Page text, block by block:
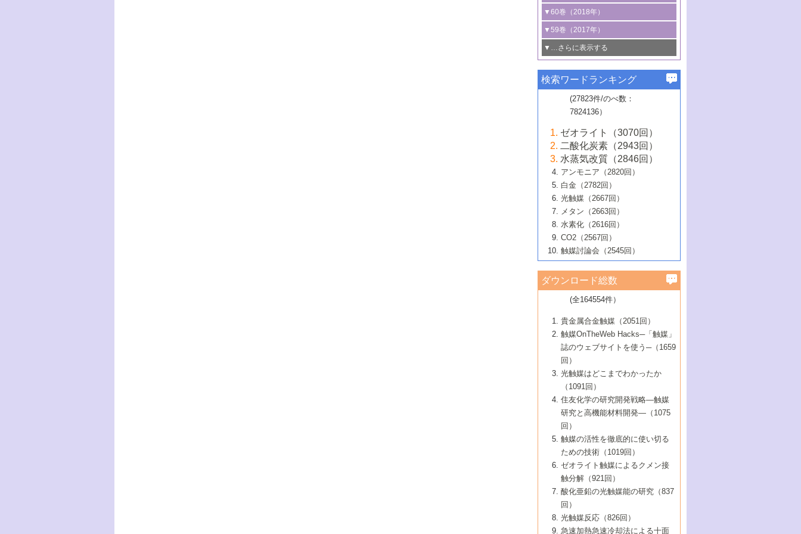
る非貴金属触媒の研究動向
5号 ゼオライトの合成と応用における研
究動向
6号 ヘテロ接合界面
B号 第135回触媒討論会（2025年）
線を利用した触媒解析技術の最先端
5号 単原子触媒
6号 参照触媒委員会からのお知らせ
B号 第133回触媒討論会（2023年）
4号 格子酸素・格子酸素欠陥を利用した
触媒反応
5号 生体触媒によるエネルギー変換反応
6号 窒素とリンの循環のための触媒・機
能性材料
3号 CO の排出削減および有効活用のた
めの触媒技術
4号 若手による情報発信企画～とびたて
若き触媒の研究者たち～（1）
若き触媒の研究者たち～（2）
6号 石油のノーブル・ユースを志向した
触媒技術
大学：オンライン・対面開催）
3号 特殊反応場を利用した触媒的分子変
換反応
4号 多孔質材料を用いた触媒の新展開
5号 情報学的手法を用いた触媒開発
6号 カーボンニュートラルに向けた電解
技術
B号 第127回触媒討論会（2021年・オン
ライン開催(Zoom)のみ）
タリゼーション
2号 機能化学品製造に資するクリーンな
触媒的酸化反応
3号 水処理のための触媒化学
4号 光触媒を用いた水分解の最新の研究
動向
5号 次世代の触媒プロセスを支えるマイ
6号 メタン転換技術の最新動向
B号 第125回触媒討論会（2020年・工学
院大学）
1号 物質移動制御に着目した触媒プロセ
ス開発
2号 CO2 フリー水素サプライチェーンに
関わる触媒開発動向
3号 精密高分子合成に関する最近の研究
動向
4号 バイオマス化成品製造のための触媒
5号 固体触媒による含窒素有機化合物変
換の最前線
6号 貴金属使用量低減に向けた自動車排
ガス浄化触媒の開発
B号 第123回触媒討論会（2019年・大阪
▼60巻（2018年）
1号 固体酸触媒の最新の研究動向
2号 二酸化炭素からの有用化学品合成
3号 ナノ粒子・クラスター触媒の最前線
4号 60周年記念企画
5号 進化するゼオライト合成技術
6号 非貴金属系触媒における電気化学的
B号 第121回触媒討論会（2018年・東京
大学）
▼59巻（2017年）
1号 いたるところに，触媒
最先端技術
3号 無機分離膜材料の開発と触媒反応プ
ロセスへの適用
5号 水素のふるまいを解き明かす最先端
研究
6号 低級アルカンの有効利用のための触
媒技術
B号 第119回触媒討論会（2017年・首都
大学東京）
▼…さらに表示する
1号 ユニークな構造の高分子を生み出す触
2号 リグニンからの化成品製造に向けた触
媒技術
3号 触媒研究の最先端～とびたて若き研究
者たち～（1）
4号 触媒研究の最先端～とびたて若き研究
者たち～（2）
5号 触媒研究の最先端～とびたて若き研究
者たち～（3）
6号 イオニクス材料と燃料電池・電解合成
の最新の研究動向
B号 第117回触媒討論会（2016年・大阪府
立大学）
▼57巻（2015年）
1号 水素キャリアにかかわる触媒技術の新
2号 石油精製用触媒の最近の進展
3号 固体酸化物形燃料電池（SOFC）におけ
るアノード触媒上での燃料直接改質技術
4号 コアシェル構造の制御による触媒機能
5号 工業触媒およびその周辺技術の最近の
進歩
6号 ナノシート
B号 第115回触媒討論会（2015年・成蹊大
▼56巻（2014年）
2号 光触媒反応機構に関する最新の研究動
向
開発動向
4号 人工光合成に向けた近年のアプローチ
5号 未利用熱エネルギーの有効活用に貢献
する触媒技術
6号 ポリオキソメタレート
B号 第113回触媒討論会（2014年・ロワジ
ールホテル豊橋）
1号 高耐久性燃料電池システム用触媒にお
ける新展開
2号 リビングラジカル重合の最近の動向
3号 天然ガスの化学工業的展開に関する触
媒技術
4号 貴金属触媒の精密構造制御とその活用
5号 バイオマス化成品製造のための固体触
6号 ナノ空間─吸着状態解析から新機能開拓
B号 第111回触媒討論会（2013年・関西大
▼54巻（2012年）
1号 規則性多孔体の利用技術における最近
の進歩
2号 第109回触媒討論会
3号 貴金属低減技術の最新動向
4号 貴金属代替技術の最新動向
5号 光触媒による物質変換反応の新展開
6号 グラフェン
7号 水素を利用する化成品合成の新潮流
▼53巻（2011年）
1号 金属学から見る合金触媒の新展開
2号 第107回触媒討論会
3号 触媒のその場観察法の進歩（１）
4号 触媒のその場観察法の進歩（２）
5号 不活性結合の触媒的活性化による有機
合成
6号 新しい固体酸触媒技術
7号 ゼオライト合成における最近の進歩
▼52巻（2010年）
1号 触媒の劣化対策と長寿命触媒開発
2号 第105回触媒討論会
3号 ナノ構造が拓く新機能
4号 活性サイトおよびその環境の精密な設
計による触媒の高機能化
5号 触媒を有効に使うための技術
7号 有機分子触媒による精密有機合成
8号 高機能化ポリオレフィンに向けた重合
触媒の最近の進展
1号 炭素材料－熱い注目を集める材料－
2号 第103回触媒討論会
3号 環境浄化用光触媒の現状と課題
4号 水素社会の実現に向けた水素製造・貯
蔵技術の進歩
5号 CO2が関わる触媒・材料
7号 持続可能社会実現のための触媒および
触媒関連技術
▼50巻（2008年）
1号 触媒化学と学会のこの10年，半世紀，
そして未来
2号 第101回触媒討論会
4号 錯体を利用したユニークな表面構造の
構築と機能
5号 若手会員による触媒研究の未来展望1：
企業編
6号 第102回触媒討論会
7号 触媒・化学反応における計算化学の進
8号 若手研究者による触媒研究の未来展望
2：大学・研究所編
▼49巻（2007年）
1号 含フッ素化合物の合成と触媒
2号 第99回触媒討論会
3号 実用的ファインケミカル合成プロセス
を実現する触媒
5号 こんな物質，あんな物質―新たな触媒
の可能性―
7号 『結晶の化学』を活かした触媒研究
8号 イオン液体の応用
▼48巻（2006年）
1号 固体酸触媒の最近の進歩
2号 第97回触媒討論会
3号 リビング重合触媒の最近の展開
5号 水素製造・貯蔵のための触媒技術の新
しい展開
6号 第98回触媒討論会
7号 基礎化学品製造の触媒技術
8号 多機能型リアクター
1号 最近の触媒担体とその効果
2号 第95回触媒討論会
4号 水分解用光触媒材料
5号 時間分解分光の進歩と応用
6号 第96回触媒討論会
8号 超臨界流体を用いた化学プロセスの新
▼46巻（2004年）
1号 部分酸化反応触媒の最前線
2号 第93回触媒討論会
3号 特殊エネルギー場の触媒反応
4号 生体内における金属の触媒作用
5号 ファインケミカルズの展開に寄与する
6号 第94回触媒討論会
7号 サブナノレベルでみた新しい表面現象
8号 オレフィン重合触媒の新たな展
▼45巻（2003年）
1号 なぜこの触媒が良いのか？
2号 第91回触媒討論会
3号 最近の自動車排ガス処理技術
4号 触媒研究の現状と将来─第90回触媒討論
5号 基礎化学品製造の触媒技術
6号 第92回触媒討論会
7号 基礎化学品製造の触媒技術
8号 資源の循環と触媒技術
▼44巻（2002年）
1号 高次制御された触媒の化学
2号 第89回触媒討論会
3号 触媒を利用した電気化学の新展開
4号 ナノ材料の調製と機能化
5号 こんな触媒が欲しい
6号 第90回触媒討論会
7号 触媒研究と学術雑誌/情報
8号 若い世代からみた触媒化学の現状と未
▼43巻（2001年）
1号 グリーンケミストリーと触媒
2号 第87回触媒討論会特集号
3号 生体触媒とバイオプロセス
4号 水素製造・利用の触媒化学
5号 触媒研究における新しい切り口：コン
ビナトリアルケミストリー
6号 第88回触媒討論会特集号
7号 企業における触媒研究のブレークスル
8号 この材料を触媒として使ってみません
▼42巻（2000年）
1号 触媒反応工学の明日を拓く
2号 第85回触媒討論会
3号 反応ダイナミクス
5号 触媒のおもしろさをどのように伝える
6号 第86回触媒討論会
7号 水素化精製触媒の新しい展開
8号 新しい反応性と機能性を目指した金属
クラスタ-化学
▼41巻（1999年）
1号 孔、穴、あな?-特異な空間とその利用-
2号 第83回触媒討論会
3号 均一系触媒反応最前線
4号 実用炭素材料の新展開
5号 研究の方法論を考える
7号 機能性金属材料と触媒
8号 触媒研究へのNMRの応用と展望
▼40巻（1998年）
進展と21世紀への提言/創立40周年記念・触
媒学会この10年の歩みとこれから/創立40周
2号 第81回触媒討論会
3号 計算機触媒化学へのさそい
4号 触媒劣化の制御と予測
5号 最新の実用プロセスと触媒
6号 第82回触媒討論会
1号 均一系と不均一系触媒反応-その特徴と
接点
2号 第79回触媒討論会
3号 最新NO除去触媒の実用化研究
4号 新しい反応場を目指した触媒調製
5号 反応・分離技術の新しい展開
6号 第80回触媒討論会
▼38巻（1996年）
1号 触媒の構造と触媒作用/C1化学を中心と
する21世紀への触媒
3号 オリンピックメダル:金・銀・銅はどん
な触媒作用を示すか
4号 触媒作用における機能の複合化
▼37巻（1995年）
1号 ファインケミカルズと固体触媒
2号 第75回触媒討論会
3号 希土類を利用した触媒
4号 触媒とリサイクル
5号 エネルギー変換触媒
▼36巻（1994年）
1号 電気化学と触媒
2号 第73回触媒討論会
3号 C4化学の展開
4号 《通常号》
▼35巻（1993年）
1号 工業触媒開発マニュアル―探索から工
業化まで
2号 第71回触媒討論会
▼34巻（1992年）
1号 インパクトを与えたこの研究
2号 第69回触媒討論会
▼33巻（1991年）
1号 触媒プロセス開発マニュアル―探索か
▼32巻（1990年）
検索ワードランキング
(27823件/のべ数：
7824136）
ゼオライト（3070回）
二酸化炭素（2943回）
水蒸気改質（2846回）
アンモニア（2820回）
白金（2782回）
光触媒（2667回）
メタン（2663回）
水素化（2616回）
CO2（2567回）
触媒討論会（2545回）
ダウンロード総数
(全164554件）
貴金属合金触媒（2051回）
触媒OnTheWeb Hacks─「触媒」
誌のウェブサイトを使う─（1659
回）
光触媒はどこまでわかったか
（1091回）
住友化学の研究開発戦略―触媒
研究と高機能材料開発―（1075
回）
触媒の活性を徹底的に使い切る
ための技術（1019回）
ゼオライト触媒によるクメン接
触分解（921回）
酸化亜鉛の光触媒能の研究（837
回）
光触媒反応（826回）
急速加熱急速冷却法による十面